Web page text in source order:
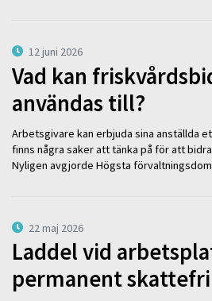
12 juni 2026
Vad kan
användas till?
Arbetsgivare kan erbjuda sina anställda
finns några saker att tänka på för att
Nyligen avgjorde Högsta
22 maj 2026
Laddel vid
permanent